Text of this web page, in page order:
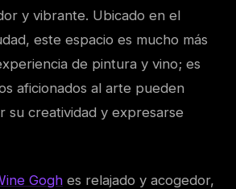
y vibrante. Ubicado en el
este espacio es mucho más
de pintura y vino; es
aficionados al arte pueden
su creatividad y expresarse
Gogh es relajado y acogedor,